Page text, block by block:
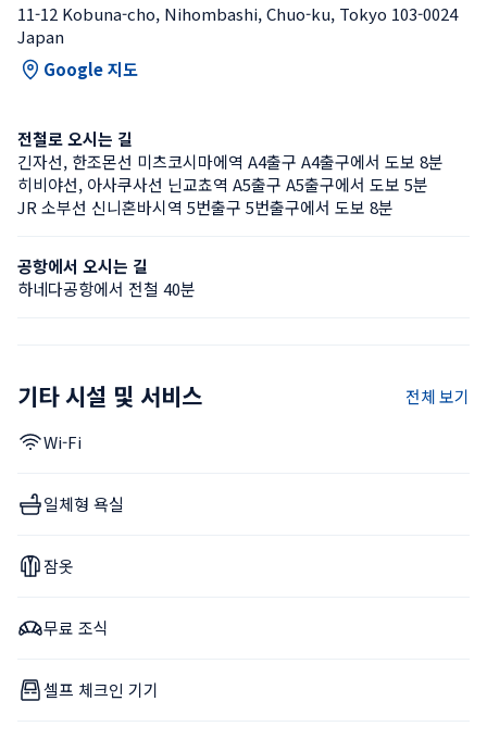
11-12 Kobuna-cho, Nihombashi, Chuo-ku, Tokyo 103-0024
Japan
Google 지도
전철로 오시는 길
긴자선, 한조몬선 미츠코시마에역 A4출구 A4출구에서 도보 8분
히비야선, 아사쿠사선 닌교쵸역 A5출구 A5출구에서 도보 5분
JR 소부선 신니혼바시역 5번출구 5번출구에서 도보 8분
공항에서 오시는 길
하네다공항에서 전철 40분
기타 시설 및 서비스 전체 보기
Wi-Fi
일체형 욕실
잠옷
무료 조식
셀프 체크인 기기